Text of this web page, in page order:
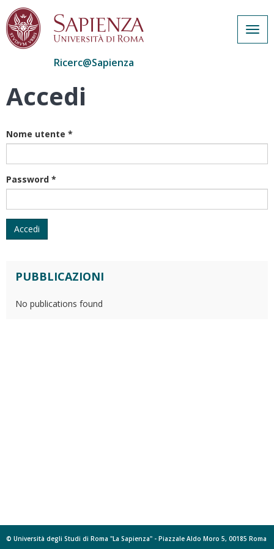
Salta
Ricerc@Sapienza
Accedi
Nome utente *
Password *
Accedi
PUBBLICAZIONI
No publications found
© Università degli Studi di Roma "La Sapienza" - Piazzale Aldo Moro 5, 00185 Roma